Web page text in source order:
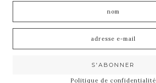
Politique de confidentialité